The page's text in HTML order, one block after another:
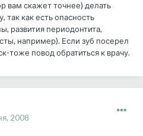
вам скажет точнее) делать
так как есть опасность
развития периодонтита,
например). Если зуб посерел
тоже повод обратиться к врачу.
2008